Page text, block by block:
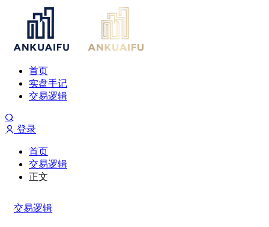
首页
实盘手记
交易逻辑
登录
首页
交易逻辑
正文
交易逻辑